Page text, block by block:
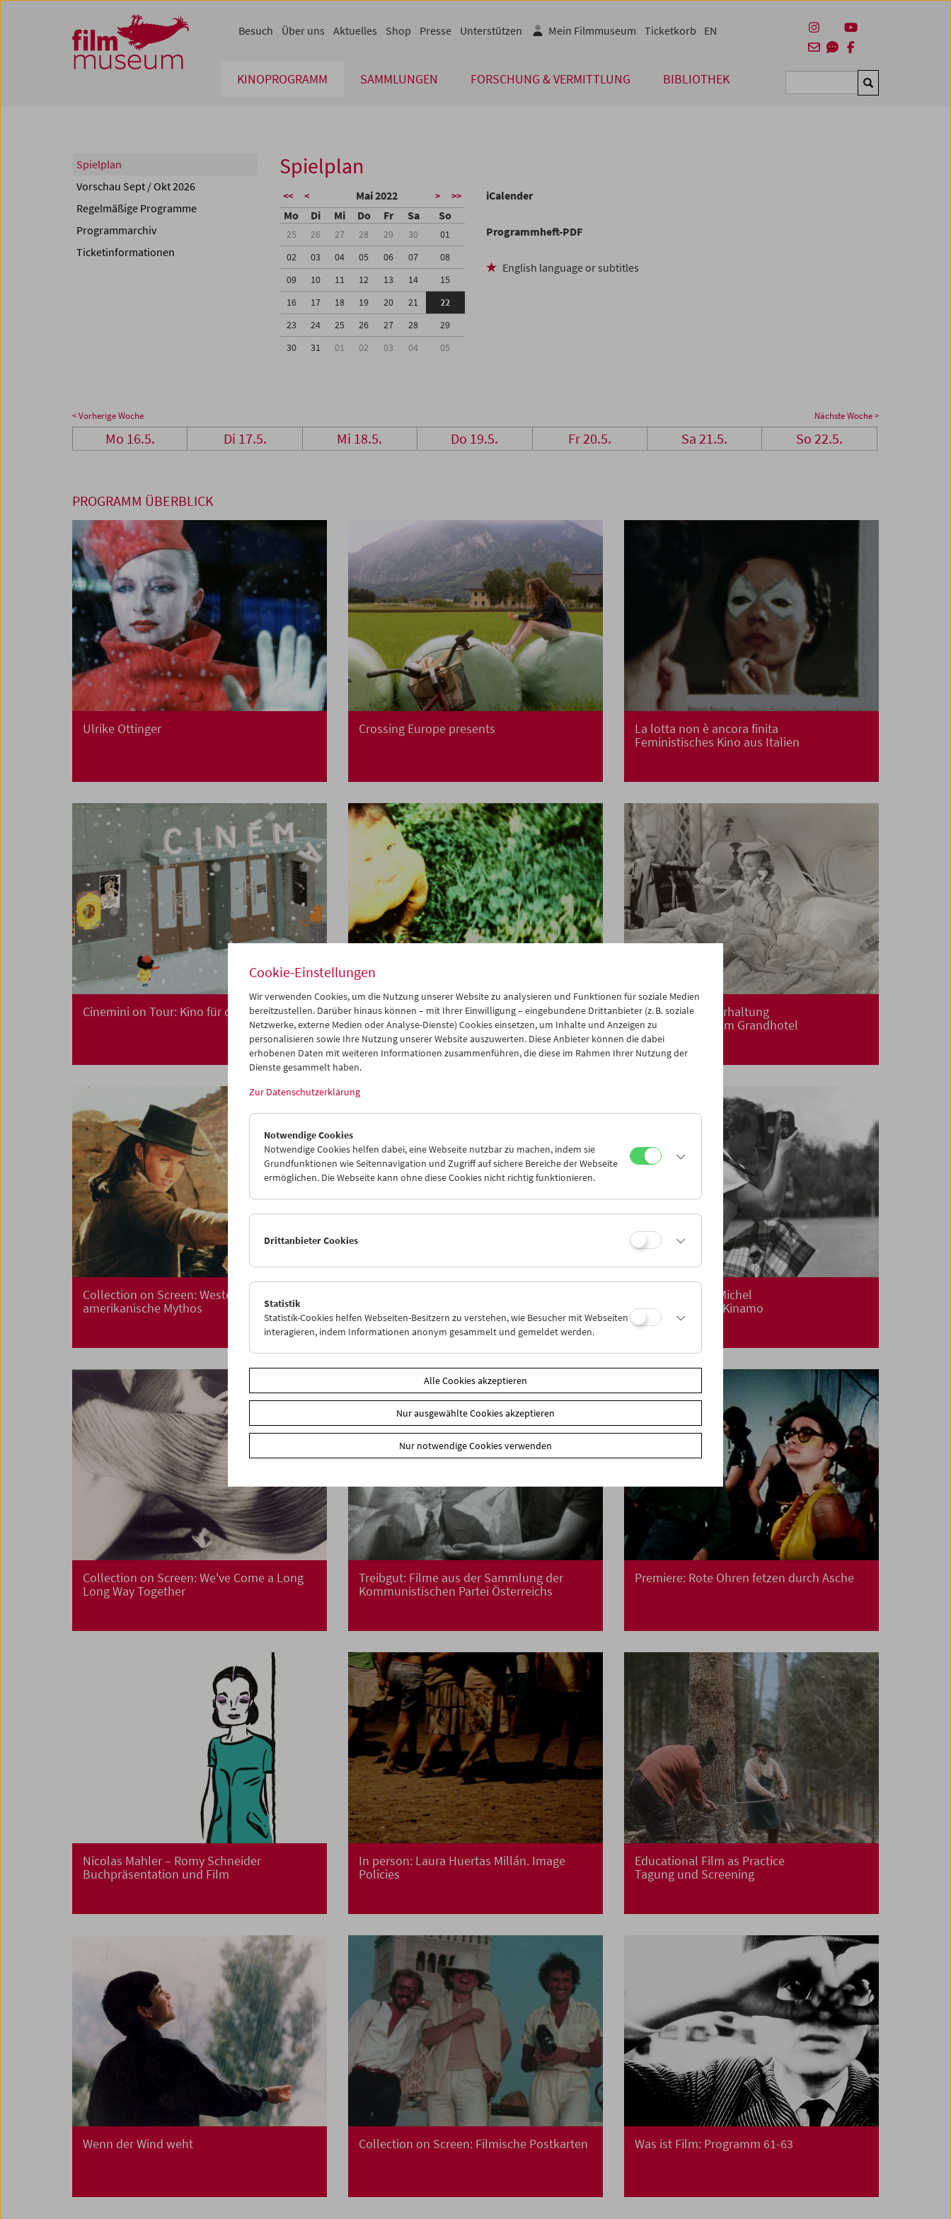
Zum Inhalt
Zum Hauptmenü
Zur Servicenavigation
Zum Suche
KINOPROGRAMM SAMMLUNGEN FORSCHUNG & VERMITTLUNG BIBLIOTHEK Suchen
Besuch Über uns Aktuelles Shop Presse Unterstützen Mein Filmmuseum Ticketkorb EN
Spielplan
Vorschau Sept / Okt 2026
Regelmäßige Programme
Programmarchiv
Ticketinformationen
Spielplan
<< < Mai 2022 > >>
Mo Di Mi Do Fr Sa So
25 26 27 28 29 30
01
02
03 04 05 06 07
08
09
10 11 12 13 14
15
16
17 18 19 20 21
22
23
24 25 26 27 28
29
30
31 01 02 03 04 05
iCalender
Programmheft-PDF
English language or subtitles
< Vorherige Woche Nächste Woche >
Mo 16.5. Di 17.5. Mi 18.5. Do 19.5. Fr 20.5. Sa 21.5. So 22.5.
PROGRAMM ÜBERBLICK
Ulrike Ottinger Crossing Europe presents
La lotta non è ancora finita
Feministisches Kino aus Italien
Cinemini on Tour: Kino für die Kleinsten
Films You Cannot See Elsewhere Amos-
Vogel-Atlas Kapitel 6: Wendepunkte
Ungenierte Unterhaltung
Mit Frieda Grafe im Grandhotel
Collection on Screen: Western. Der
amerikanische Mythos
Ella Bergmann-Michel
Die Frau mit der Kinamo
Collection on Screen: We've Come a Long
Long Way Together
Treibgut: Filme aus der Sammlung der
Kommunistischen Partei Österreichs
Premiere: Rote Ohren fetzen durch Asche
Nicolas Mahler – Romy Schneider
Buchpräsentation und Film
In person: Laura Huertas Millán. Image
Policies
Educational Film as Practice
Tagung und Screening
Wenn der Wind weht Collection on Screen: Filmische Postkarten Was ist Film: Programm 61-63
Cookie-Einstellungen
Wir verwenden Cookies, um die Nutzung unserer Website zu analysieren und Funktionen für soziale Medien
bereitzustellen. Darüber hinaus können – mit Ihrer Einwilligung – eingebundene Drittanbieter (z. B. soziale
Netzwerke, externe Medien oder Analyse-Dienste) Cookies einsetzen, um Inhalte und Anzeigen zu
personalisieren sowie Ihre Nutzung unserer Website auszuwerten. Diese Anbieter können die dabei
erhobenen Daten mit weiteren Informationen zusammenführen, die diese im Rahmen Ihrer Nutzung der
Dienste gesammelt haben.
Zur Datenschutzerklärung
Notwendige Cookies
Notwendige Cookies helfen dabei, eine Webseite nutzbar zu machen, indem sie
Grundfunktionen wie Seitennavigation und Zugriff auf sichere Bereiche der Webseite
ermöglichen. Die Webseite kann ohne diese Cookies nicht richtig funktionieren.
Drittanbieter Cookies
Statistik
Statistik-Cookies helfen Webseiten-Besitzern zu verstehen, wie Besucher mit Webseiten
interagieren, indem Informationen anonym gesammelt und gemeldet werden.
Alle Cookies akzeptieren
Nur ausgewählte Cookies akzeptieren
Nur notwendige Cookies verwenden